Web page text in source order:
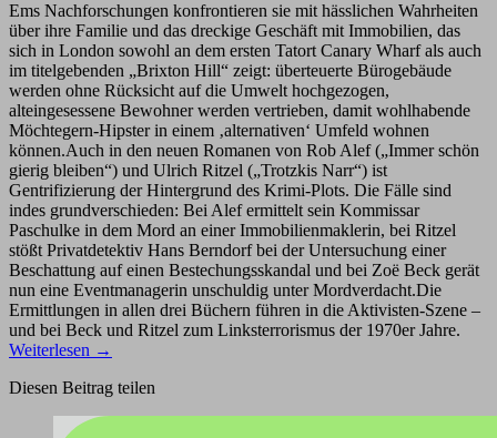
Ems Nachforschungen konfrontieren sie mit hässlichen Wahrheiten
über ihre Familie und das dreckige Geschäft mit Immobilien, das
sich in London sowohl an dem ersten Tatort Canary Wharf als auch
im titelgebenden „Brixton Hill“ zeigt: überteuerte Bürogebäude
werden ohne Rücksicht auf die Umwelt hochgezogen,
alteingesessene Bewohner werden vertrieben, damit wohlhabende
Möchtegern-Hipster in einem ‚alternativen‘ Umfeld wohnen
können.Auch in den neuen Romanen von Rob Alef („Immer schön
gierig bleiben“) und Ulrich Ritzel („Trotzkis Narr“) ist
Gentrifizierung der Hintergrund des Krimi-Plots. Die Fälle sind
indes grundverschieden: Bei Alef ermittelt sein Kommissar
Paschulke in dem Mord an einer Immobilienmaklerin, bei Ritzel
stößt Privatdetektiv Hans Berndorf bei der Untersuchung einer
Beschattung auf einen Bestechungsskandal und bei Zoë Beck gerät
nun eine Eventmanagerin unschuldig unter Mordverdacht.Die
Ermittlungen in allen drei Büchern führen in die Aktivisten-Szene –
und bei Beck und Ritzel zum Linksterrorismus der 1970er Jahre.
Weiterlesen →
Diesen Beitrag teilen